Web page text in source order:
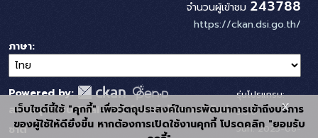
จำนวนผู้เข้าชม 243788
https://ckan.dsi.go.th/
ภาษา
Powered by:
สนับสนุนระบบ Thai-GDC โดย สำนักงานสถิติแห่ง
ชาติ
รุ่นโปรแกรม:
3.0.0
วันที่: 2025-06-
เว็บไซต์นี้ใช้ "คุกกี้" เพื่อวัตถุประสงค์ในการพัฒนาการเข้าถึงบริการ
ของผู้ใช้ให้ดียิ่งขึ้น หากต้องการเปิดใช้งานคุกกี้ โปรดคลิก "ยอมรับ
x